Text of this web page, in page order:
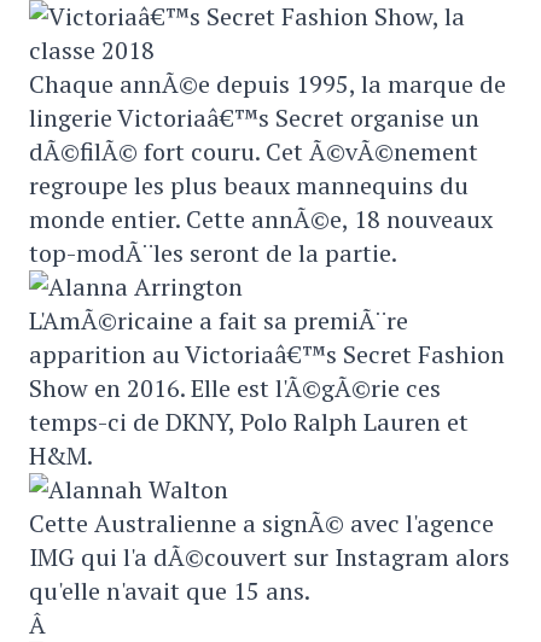
Chaque annÃ©e depuis 1995, la marque de
lingerie Victoriaâ€™s Secret organise un
dÃ©filÃ© fort couru. Cet Ã©vÃ©nement
regroupe les plus beaux mannequins du
monde entier. Cette annÃ©e, 18 nouveaux
top-modÃ¨les seront de la partie.
L'AmÃ©ricaine a fait sa premiÃ¨re
apparition au Victoriaâ€™s Secret Fashion
Show en 2016. Elle est l'Ã©gÃ©rie ces
temps-ci de DKNY, Polo Ralph Lauren et
H&M.
Cette Australienne a signÃ© avec l'agence
IMG qui l'a dÃ©couvert sur Instagram alors
qu'elle n'avait que 15 ans.
Â